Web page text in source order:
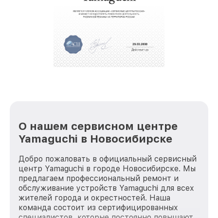
О нашем сервисном центре
Yamaguchi в Новосибирске
Добро пожаловать в официальный сервисный
центр Yamaguchi в городе Новосибирске. Мы
предлагаем профессиональный ремонт и
обслуживание устройств Yamaguchi для всех
жителей города и окрестностей. Наша
команда состоит из сертифицированных